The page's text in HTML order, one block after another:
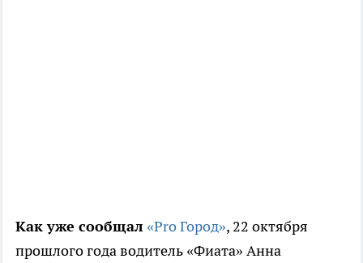
Как уже сообщал «Pro Город», 22 октября
прошлого года водитель «Фиата» Анна